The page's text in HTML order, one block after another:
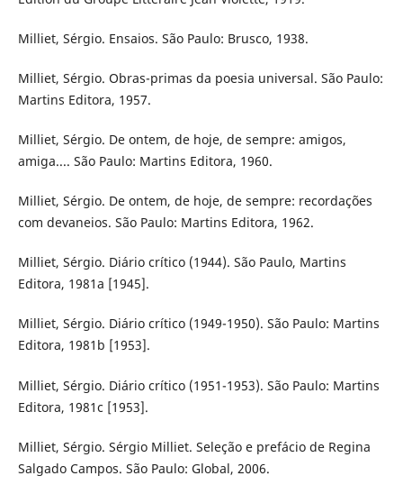
Milliet, Sérgio. Ensaios. São Paulo: Brusco, 1938.
Milliet, Sérgio. Obras-primas da poesia universal. São Paulo:
Martins Editora, 1957.
Milliet, Sérgio. De ontem, de hoje, de sempre: amigos,
amiga.... São Paulo: Martins Editora, 1960.
Milliet, Sérgio. De ontem, de hoje, de sempre: recordações
com devaneios. São Paulo: Martins Editora, 1962.
Milliet, Sérgio. Diário crítico (1944). São Paulo, Martins
Editora, 1981a [1945].
Milliet, Sérgio. Diário crítico (1949-1950). São Paulo: Martins
Editora, 1981b [1953].
Milliet, Sérgio. Diário crítico (1951-1953). São Paulo: Martins
Editora, 1981c [1953].
Milliet, Sérgio. Sérgio Milliet. Seleção e prefácio de Regina
Salgado Campos. São Paulo: Global, 2006.